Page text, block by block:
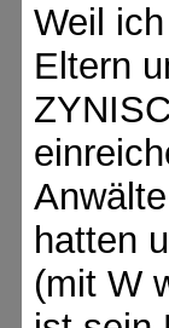
Weil
Eltern
hatten
(mit W